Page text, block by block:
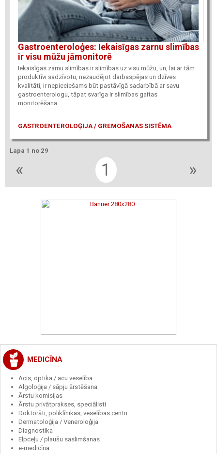
Gastroenteroloģes: Iekaisīgas zarnu slimības
ir visu mūžu jāmonitorē
Iekaisīgas zarnu slimības ir slimības uz visu mūžu, un, lai ar tām
produktīvi sadzīvotu, nezaudējot darbaspējas un dzīves
kvalitāti, ir nepieciešams būt pastāvīgā sadarbībā ar savu
gastroenterologu, tāpat svarīga ir slimības gaitas
monitorēšana.
GASTROENTEROLOĢIJA / GREMOŠANAS SISTĒMA
Lapa 1 no 29
« 1 »
MEDICĪNA
Acis, optika / acu veselība
Algoloģija / sāpju ārstēšana
Ārstu komisijas
Ārstu privātprakses, speciālisti
Doktorāti, poliklīnikas, veselības centri
Dermatoloģija / Veneroloģija
Diagnostika
Elpceļu / plaušu saslimšanas
e-medicīna